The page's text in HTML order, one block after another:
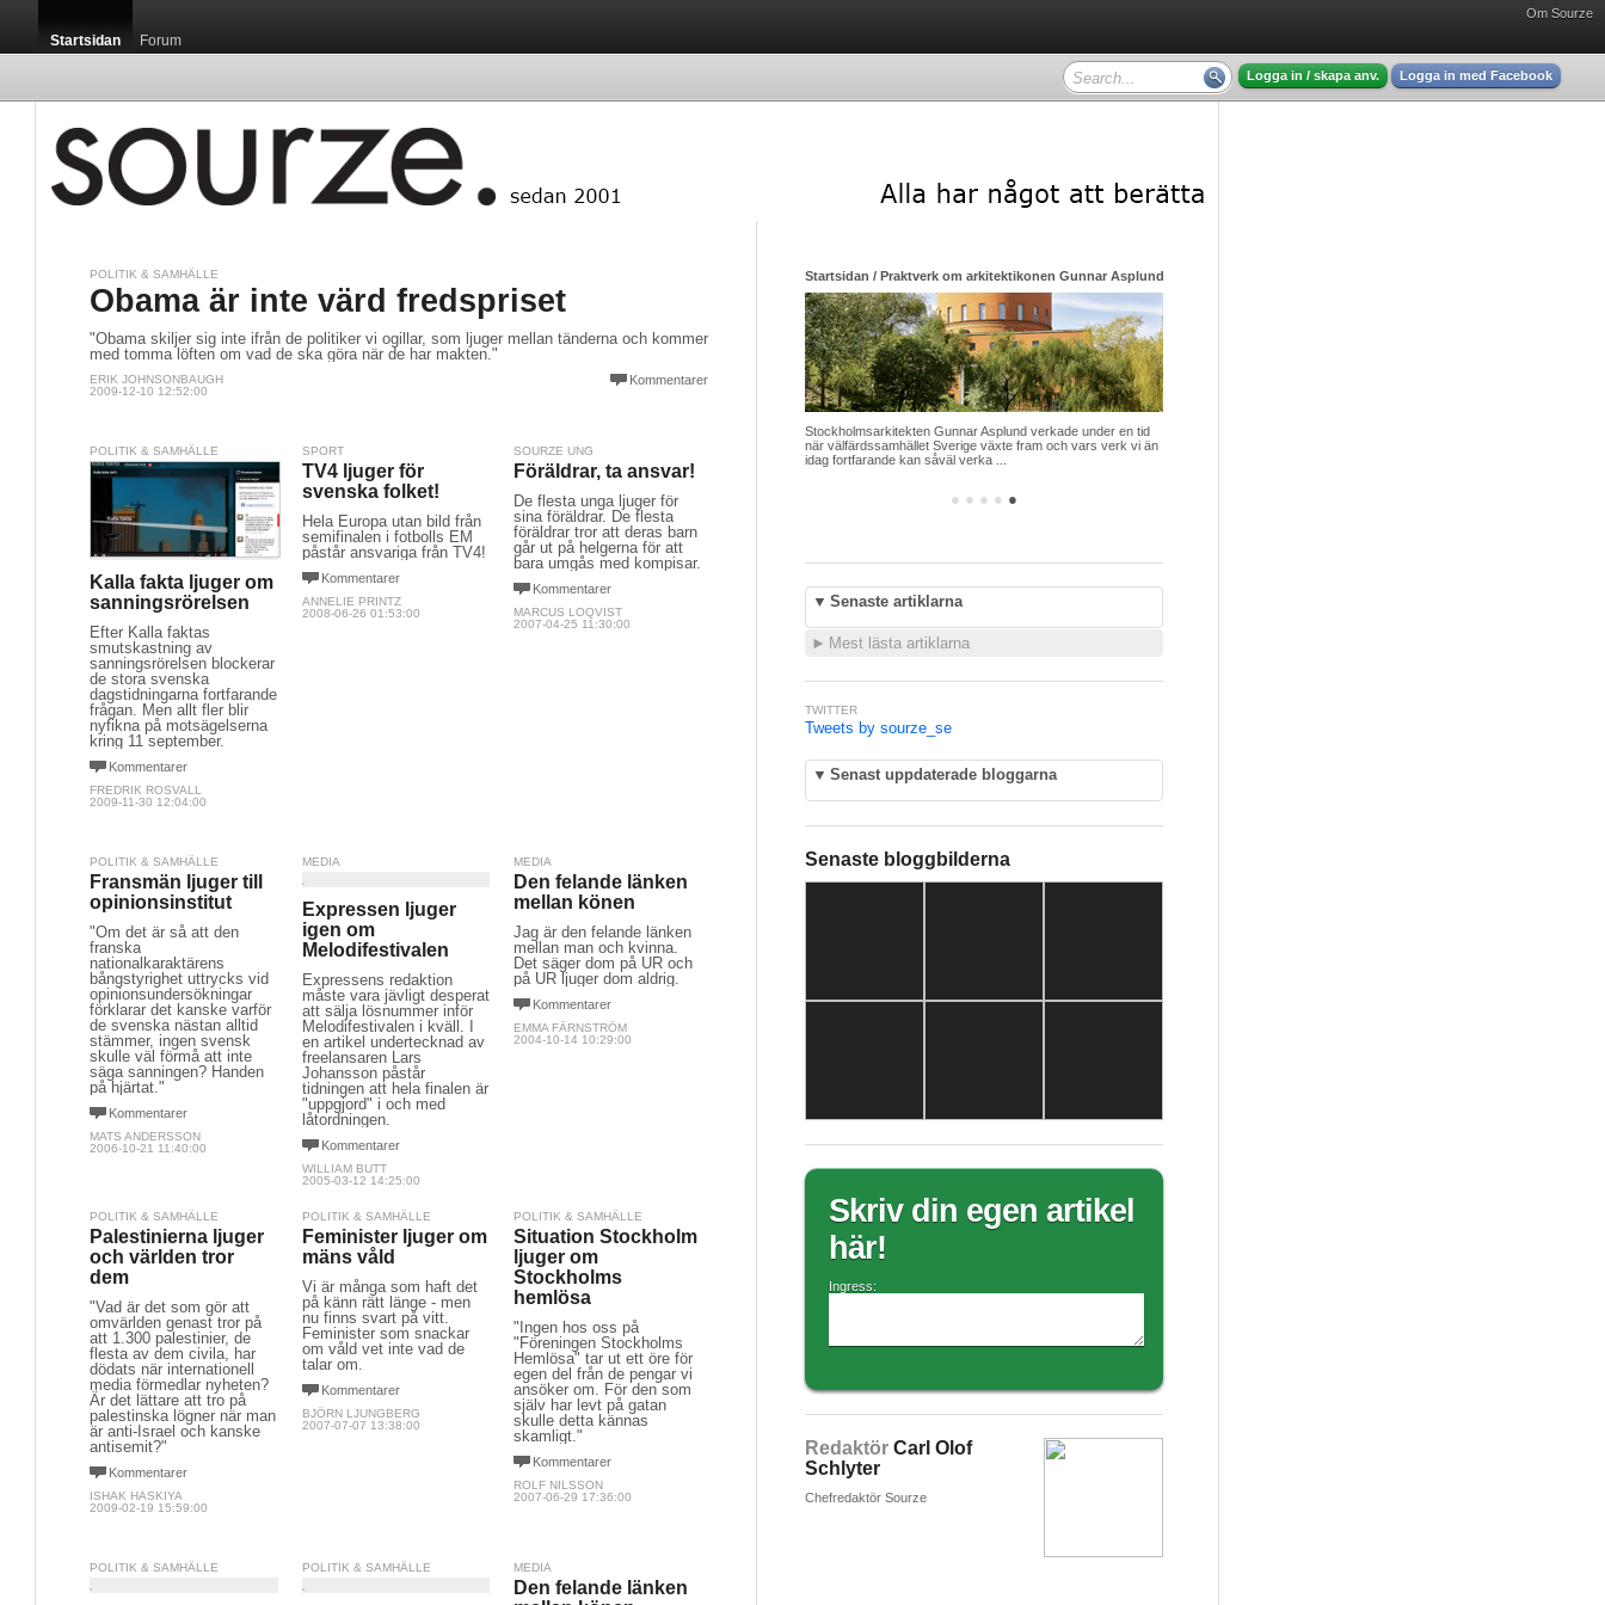
Om Sourze
Startsidan Forum
Logga in / skapa anv. Logga in med Facebook
POLITIK & SAMHÄLLE
Obama är inte värd fredspriset
"Obama skiljer sig inte ifrån de politiker vi ogillar, som ljuger mellan tänderna och kommer
med tomma löften om vad de ska göra när de har makten."
Kommentarer
ERIK JOHNSONBAUGH
2009-12-10 12:52:00
POLITIK & SAMHÄLLE
Kalla fakta ljuger om
sanningsrörelsen
Efter Kalla faktas
smutskastning av
sanningsrörelsen blockerar
de stora svenska
dagstidningarna fortfarande
frågan. Men allt fler blir
nyfikna på motsägelserna
kring 11 september.
Kommentarer
FREDRIK ROSVALL
2009-11-30 12:04:00
SPORT
TV4 ljuger för
svenska folket!
Hela Europa utan bild från
semifinalen i fotbolls EM
påstår ansvariga från TV4!
Kommentarer
ANNELIE PRINTZ
2008-06-26 01:53:00
SOURZE UNG
Föräldrar, ta ansvar!
De flesta unga ljuger för
sina föräldrar. De flesta
föräldrar tror att deras barn
går ut på helgerna för att
bara umgås med kompisar.
Kommentarer
MARCUS LOQVIST
2007-04-25 11:30:00
POLITIK & SAMHÄLLE
Fransmän ljuger till
opinionsinstitut
"Om det är så att den
franska
nationalkaraktärens
bångstyrighet uttrycks vid
opinionsundersökningar
förklarar det kanske varför
de svenska nästan alltid
stämmer, ingen svensk
skulle väl förmå att inte
säga sanningen? Handen
på hjärtat."
Kommentarer
MATS ANDERSSON
2006-10-21 11:40:00
MEDIA
Expressen ljuger
igen om
Melodifestivalen
Expressens redaktion
måste vara jävligt desperat
att sälja lösnummer inför
Melodifestivalen i kväll. I
en artikel undertecknad av
freelansaren Lars
Johansson påstår
tidningen att hela finalen är
"uppgjord" i och med
låtordningen.
Kommentarer
WILLIAM BUTT
2005-03-12 14:25:00
MEDIA
Den felande länken
mellan könen
Jag är den felande länken
mellan man och kvinna.
Det säger dom på UR och
på UR ljuger dom aldrig.
Kommentarer
EMMA FÄRNSTRÖM
2004-10-14 10:29:00
POLITIK & SAMHÄLLE
Palestinierna ljuger
och världen tror
dem
"Vad är det som gör att
omvärlden genast tror på
att 1.300 palestinier, de
flesta av dem civila, har
dödats när internationell
media förmedlar nyheten?
Är det lättare att tro på
palestinska lögner när man
är anti-Israel och kanske
antisemit?"
Kommentarer
ISHAK HASKIYA
2009-02-19 15:59:00
POLITIK & SAMHÄLLE
Feminister ljuger om
mäns våld
Vi är många som haft det
på känn rätt länge - men
nu finns svart på vitt.
Feminister som snackar
om våld vet inte vad de
talar om.
Kommentarer
BJÖRN LJUNGBERG
2007-07-07 13:38:00
POLITIK & SAMHÄLLE
Situation Stockholm
ljuger om
Stockholms
hemlösa
"Ingen hos oss på
"Föreningen Stockholms
Hemlösa" tar ut ett öre för
egen del från de pengar vi
ansöker om. För den som
själv har levt på gatan
skulle detta kännas
skamligt."
Kommentarer
ROLF NILSSON
2007-06-29 17:36:00
POLITIK & SAMHÄLLE POLITIK & SAMHÄLLE MEDIA
Den felande länken
● ● ● ● ●
Startsidan / Praktverk om arkitektikonen Gunnar Asplund - mycket intressant läsning
Stockholmsarkitekten Gunnar Asplund verkade under en tid
när välfärdssamhället Sverige växte fram och vars verk vi än
idag fortfarande kan såväl verka ...
▼ Senaste artiklarna
► Mest lästa artiklarna
TWITTER
Tweets by sourze_se
▼ Senast uppdaterade bloggarna
Senaste bloggbilderna
Skriv din egen artikel
här!
Ingress:
Redaktör Carl Olof
Schlyter
Chefredaktör Sourze